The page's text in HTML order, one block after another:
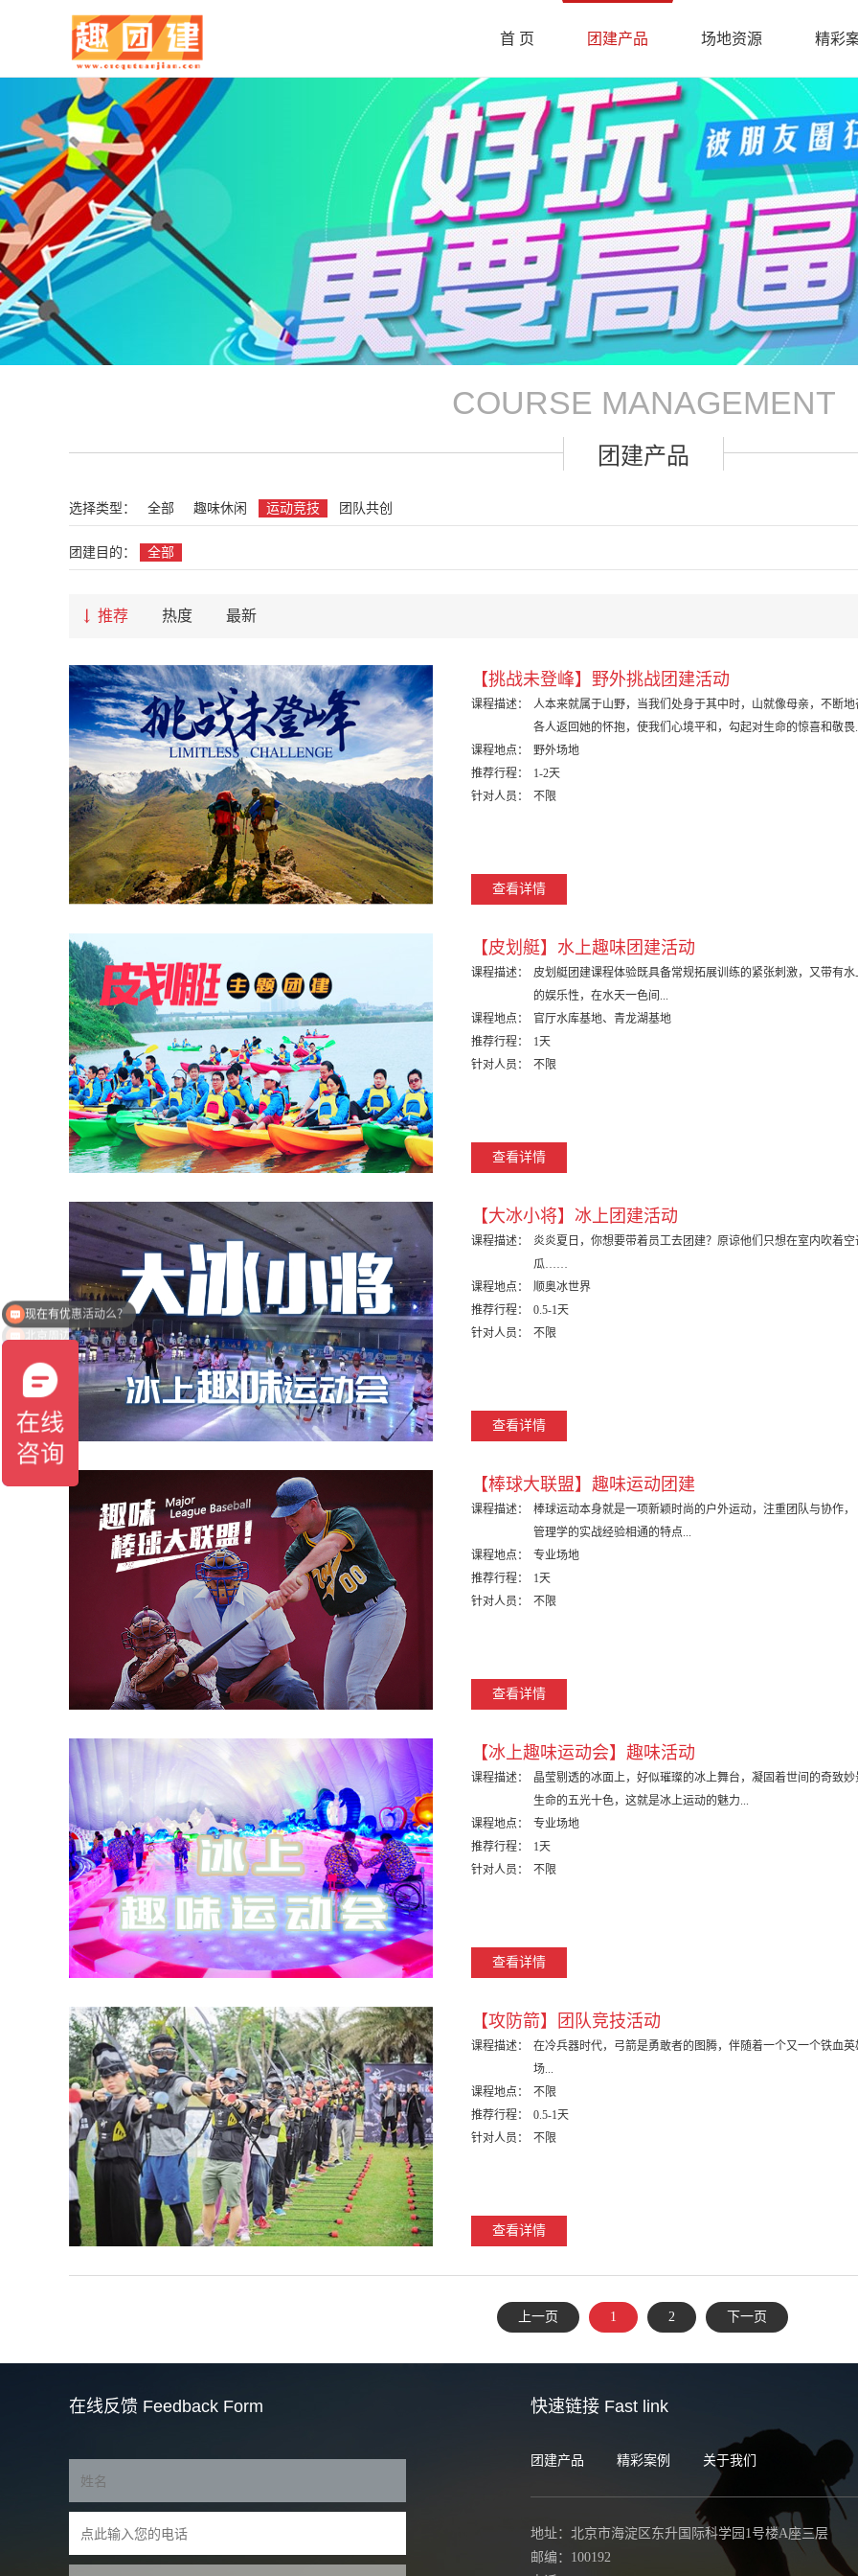
首 页 团建产品 场地资源 精彩
COURSE MANAGEMENT
团建产品
选择类型： 全部 趣味休闲 运动竞技 团队共创
团建目的： 全部
推荐 热度 最新
【挑战未登峰】野外挑战团建活动
课程描述：
人本来就属于山野，当我们处身于其中时，山就像母亲，不断地
各人返回她的怀抱，使我们心境平和，勾起对生命的惊喜和敬畏
课程地点：
野外场地
推荐行程：
1-2天
针对人员：
不限
查看详情
【皮划艇】水上趣味团建活动
课程描述：
皮划艇团建课程体验既具备常规拓展训练的紧张刺激，又带有
的娱乐性，在水天一色间...
课程地点：
官厅水库基地、青龙湖基地
推荐行程：
1天
针对人员：
不限
查看详情
【大冰小将】冰上团建活动
课程描述：
炎炎夏日，你想要带着员工去团建？原谅他们只想在室内吹着空
瓜……
课程地点：
顺奥冰世界
推荐行程：
0.5-1天
针对人员：
不限
查看详情
【棒球大联盟】趣味运动团建
课程描述：
棒球运动本身就是一项新颖时尚的户外运动，注重团队与协作，
管理学的实战经验相通的特点...
课程地点：
专业场地
推荐行程：
1天
针对人员：
不限
查看详情
【冰上趣味运动会】趣味活动
课程描述：
晶莹剔透的冰面上，好似璀璨的冰上舞台，凝固着世间的奇致妙
生命的五光十色，这就是冰上运动的魅力...
课程地点：
专业场地
推荐行程：
1天
针对人员：
不限
查看详情
【攻防箭】团队竞技活动
课程描述：
在冷兵器时代，弓箭是勇敢者的图腾，伴随着一个又一个铁血英
场...
课程地点：
不限
推荐行程：
0.5-1天
针对人员：
不限
查看详情
上一页 1 2 下一页
在线反馈 Feedback Form 快速链接 Fast link
团建产品 精彩案例 关于我们
地址：北京市海淀区东升国际科学园1号楼A座三层
邮编：100192
北京周边哪里好玩？